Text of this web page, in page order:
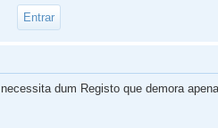
necessita dum Registo que demora